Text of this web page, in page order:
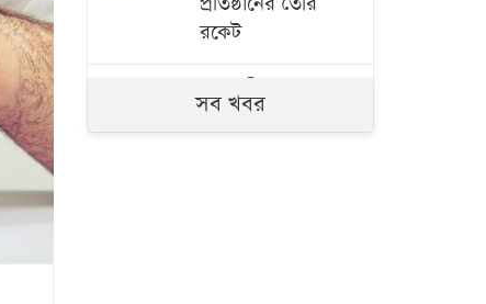
রকেট
রাজধানীতে সাবেক
এমপি
সব খবর